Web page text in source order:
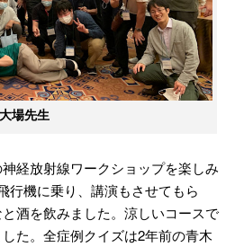
大場先生
経放射線ワークショップを楽しみ
行機に乗り、講演もさせてもら
酒を飲みました。涼しいコースで
た。全症例クイズは2年前の青木